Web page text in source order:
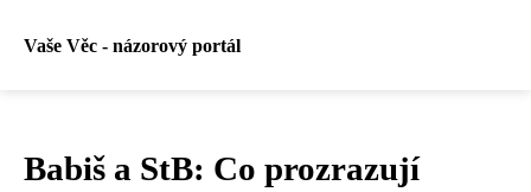
Vaše Věc - názorový portál
Babiš a StB: Co prozrazují